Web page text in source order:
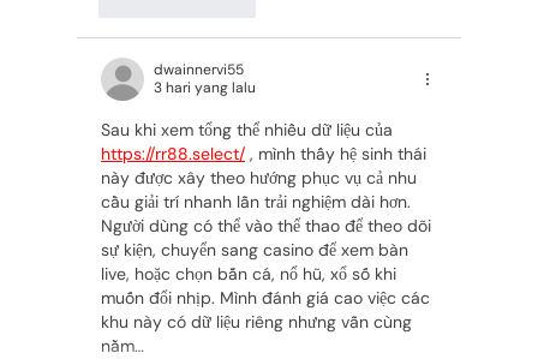
dwainnervi55
3 hari yang lalu
Sau khi xem tổng thể nhiều dữ liệu của
https://rr88.select/ , mình thấy hệ sinh thái
này được xây theo hướng phục vụ cả nhu
cầu giải trí nhanh lẫn trải nghiệm dài hơn.
Người dùng có thể vào thể thao để theo dõi
sự kiện, chuyển sang casino để xem bàn
live, hoặc chọn bắn cá, nổ hũ, xổ số khi
muốn đổi nhịp. Mình đánh giá cao việc các
khu này có dữ liệu riêng nhưng vẫn cùng
nằm…